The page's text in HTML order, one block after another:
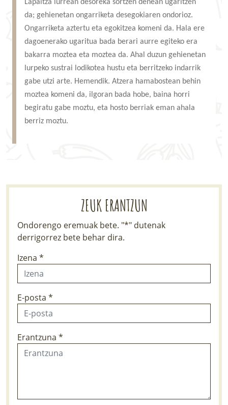
LURRAREN AGENDA
AZOKA
Lapaitza lurrean desoreka sortzen denean ugaritzen
da; gehienetan ongarriketa desegokiaren ondorioz.
Ongarriketa aztertu eta egokitzea komeni da. Hala ere
dagoenerako ugaritua bada berari aurre egiteko era
bakarra moztea eta moztea da. Ahal duzun gehienetan
lurpeko sustrai lodikotea hustu eta berritzeko indarrik
gabe utzi arte. Hemendik. Atzera hamabostean behin
moztea komeni da, ilgoran bada hobe, baina horri
begiratu gabe moztu, eta hosto berriak eman ahala
berriz moztu.
ZEUK ERANTZUN
Ondorengo eremuak bete. "*" dutenak
derrigorrez bete behar dira.
Izena *
E-posta *
Erantzuna *